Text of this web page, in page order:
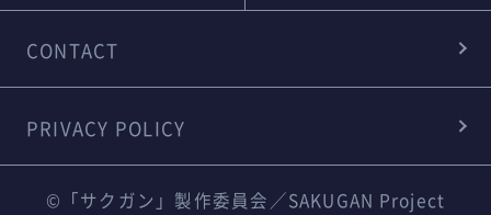
CONTACT
PRIVACY POLICY
©「サクガン」製作委員会／SAKUGAN Project